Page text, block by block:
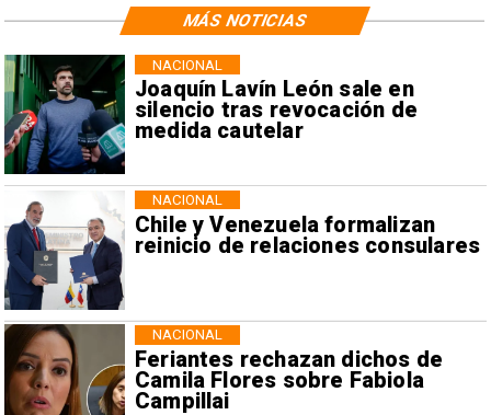
Joaquín Lavín León sale en
silencio tras revocación de
medida cautelar
NACIONAL
Chile y Venezuela formalizan
reinicio de relaciones consulares
NACIONAL
Feriantes rechazan dichos de
Camila Flores sobre Fabiola
Campillai
NACIONAL
MÁS NOTICIAS